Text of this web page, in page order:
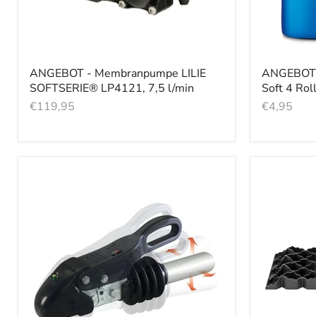
ANGEBOT - Membranpumpe LILIE
SOFTSERIE® LP4121, 7,5 l/min
€119,95
Soft 4
€4,95